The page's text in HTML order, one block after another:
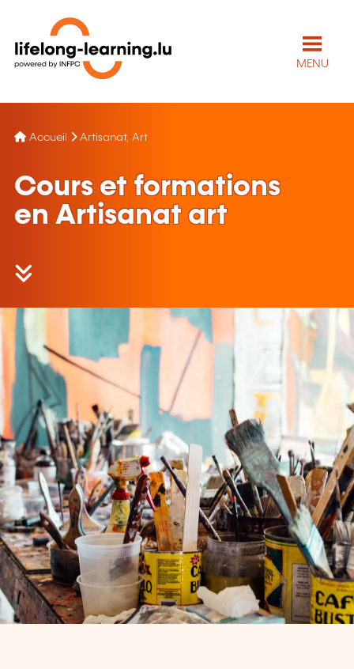
MENU
Accueil Artisanat, Art
Cours et formations
en Artisanat art